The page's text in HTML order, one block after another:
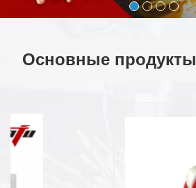
Основные продукты